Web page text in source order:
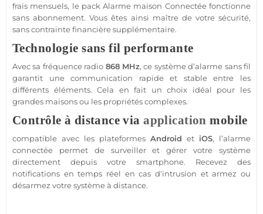
frais mensuels, le pack Alarme maison Connectéefonctionne
sans abonnement. Vous êtes ainsi maître de votre sécurité,
sans contrainte financière supplémentaire.
Technologie sans fil performante
Avec sa fréquence radio 868 MHz, ce systèmed’alarme sans fil
garantit une communication rapide et stable entre les
différents éléments. Cela en fait un choix idéal pour les
grandes maisonsou les propriétés complexes.
Contrôle à distance viaapplication mobile
compatible avec les plateformes Android et iOS, l’alarme
connectée permet de surveiller et gérer votre système
directement depuis votre smartphone. Recevez des
notifications en temps réel en cas d'intrusion et armez ou
désarmez votresystèmeà distance.